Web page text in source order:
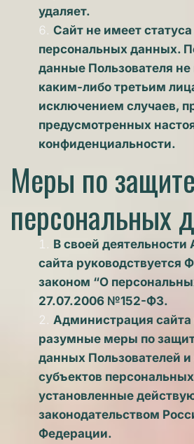
удаляет.
Сайт не имеет
персональных данных.
данные Пользователя
каким-либо третьим
исключением случаев,
предусмотренных
конфиденциальности.
Меры по защите
персональных
В своей
сайта руководствуется
законом “О
27.07.2006 №152-ФЗ.
Администрация
разумные меры по
данных Пользователей
субъектов
установленные
законодательством
Федерации.